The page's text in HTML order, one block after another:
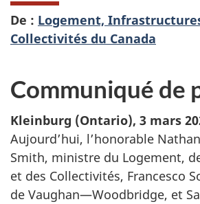
De : Logement,
Collectivités du Canada
Communiqué de
Kleinburg (Ontario), 3 mars
Aujourd’hui, l’honorable
Smith, ministre du Logement,
et des Collectivités, Francesco
de Vaughan—Woodbridge, et